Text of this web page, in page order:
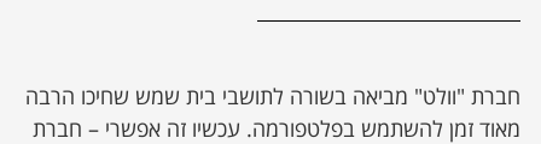
חברת "וולט" מביאה בשורה לתושבי בית שמש שחיכו הרבה
מאוד זמן להשתמש בפלטפורמה. עכשיו זה אפשרי – חברת